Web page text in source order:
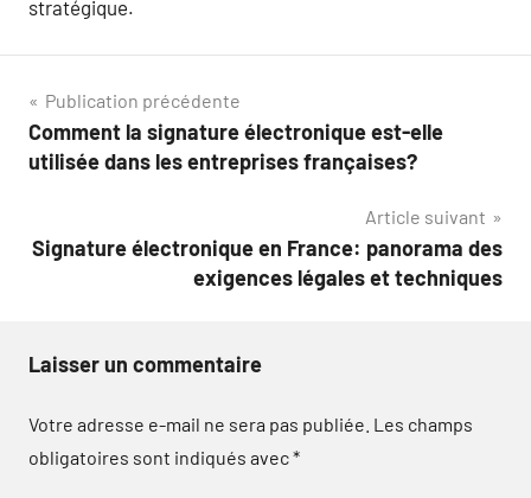
stratégique.
Navigation
de
Publication précédente
Comment la signature électronique est-elle
utilisée dans les entreprises françaises?
Article suivant
Signature électronique en France: panorama des
exigences légales et techniques
Laisser un commentaire
Votre adresse e-mail ne sera pas publiée. Les champs
obligatoires sont indiqués avec*